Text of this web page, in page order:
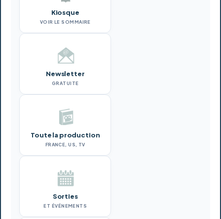
Kiosque
VOIR LE SOMMAIRE
Newsletter
GRATUITE
Toute la production
FRANCE, US, TV
Sorties
ET ÉVÉNEMENTS